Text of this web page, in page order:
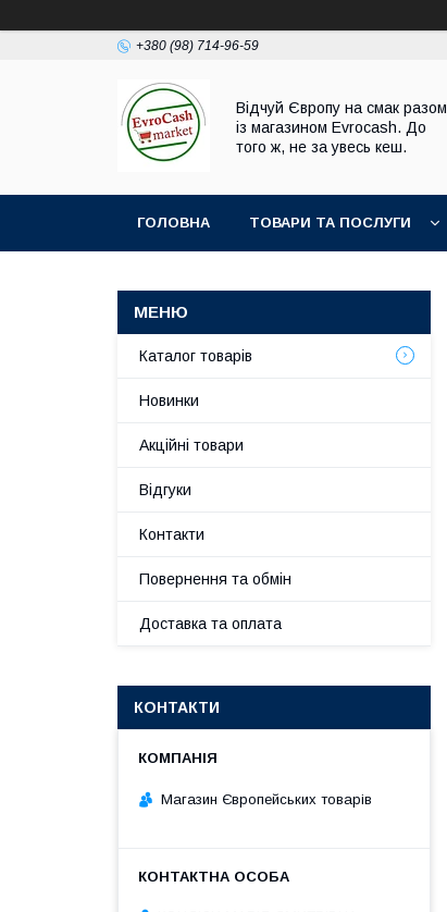
+380 (98) 714-96-59
Відчуй Європу на смак разом
із магазином Evrocash. До
того ж, не за увесь кеш.
ГОЛОВНА ТОВАРИ ТА ПОСЛУГИ
Каталог товарів
Новинки
Акційні товари
Відгуки
Контакти
Повернення та обмін
Доставка та оплата
КОНТАКТИ
Магазин Європейських товарів